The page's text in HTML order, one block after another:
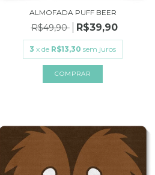
ALMOFADA PUFF BEER
R$49,90 R$39,90
3 x de R$13,30 sem juros